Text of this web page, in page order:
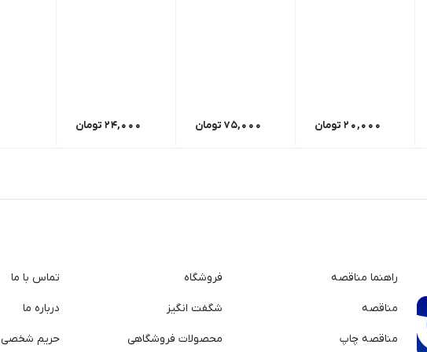
20,000 تومان 75,000 تومان 24,000 تومان
راهنما مناقصه
مناقصه
مناقصه چاپ
فروشگاه
شگفت انگیز
محصولات فروشگاهی
تماس با ما
درباره ما
حریم شخصی